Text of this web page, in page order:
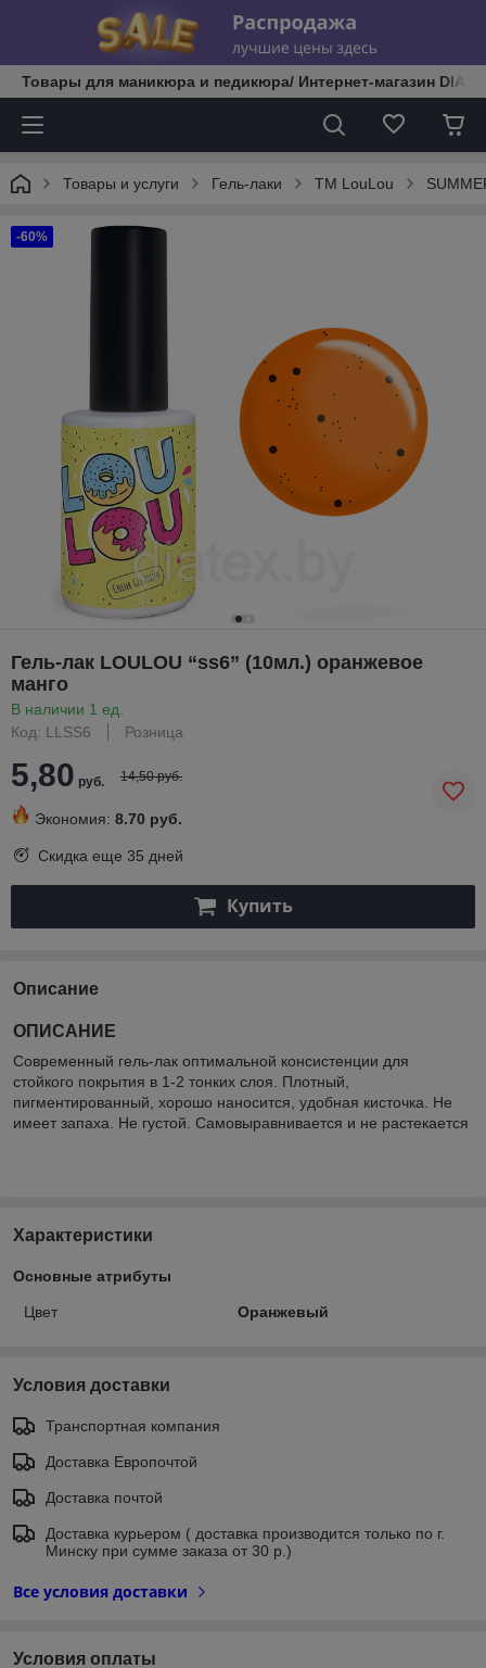
Товары для маникюра и педикюра/ Интернет-магазин
Товары и услуги Гель-лаки TM LouLou
-60%
Гель-лак LOULOU “ss6” (10мл.) оранжевое
манго
В наличии 1 ед.
Код: LLSS6
Розница
5,80 руб. 14,50 руб.
Экономия: 8.70 руб.
Скидка еще 35 дней
Купить
Описание
ОПИСАНИЕ
Современный гель-лак оптимальной консистенции для
стойкого покрытия в 1-2 тонких слоя. Плотный,
пигментированный, хорошо наносится, удобная кисточка. Не
имеет запаха. Не густой. Самовыравнивается и не растекается
Характеристики
Основные атрибуты
Цвет Оранжевый
Условия доставки
Транспортная компания
Доставка Европочтой
Доставка почтой
Доставка курьером ( доставка производится только по г.
Минску при сумме заказа от 30 р.)
Все условия доставки
Условия оплаты